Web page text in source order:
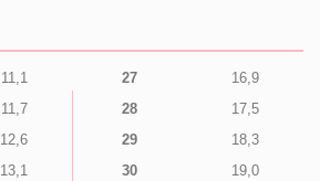
11,1
11,7
12,6
13,1
27
16,9
28
17,5
29
18,3
30
19,0